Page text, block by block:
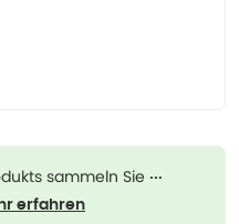
sammeln Sie ···
erfahren